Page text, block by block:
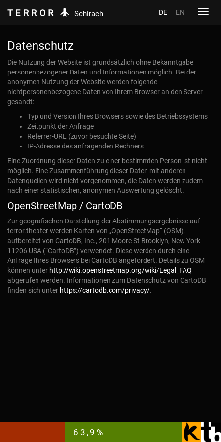
TERROR Schirach DE EN
Datenschutz
Die Nutzung der Website ist grundsätzlich ohne Bekanntgabe
personenbezogener Daten und Informationen möglich. Bei der
anonymen Nutzung der Website werden folgende
nichtpersonenbezogene Daten von Ihrem Browser an den Server
gesandt:
Typ und Version Ihres Browsers sowie des Betriebssystems
Zeitpunkt der Anfrage
Referrer-URL (zuvor besuchte Seite)
IP-Adresse des anfragenden Rechners
Eine Zuordnung dieser Daten zu einer bestimmten Person ist nicht
möglich. Eine Zusammenführung dieser Daten mit anderen
Datenquellen wird nicht vorgenommen, die Daten werden zudem
nach einer statistischen, anonymen Auswertung gelöscht.
OpenStreetMap / CartoDB
Zur geografischen Darstellung der Abstimmungsergebnisse auf
terror.theater werden Karten von „OpenStreetMap“ (OSM),
aufbereitet von CartoDB, Inc., 201 Moore St Brooklyn, New York
11206 USA (“CartoDB”) verwendet. Diese werden durch eine
Anfrage Ihres Browsers bei CartoDB angefordert. Details zu OSM
können unter http://wiki.openstreetmap.org/wiki/Legal_FAQ
abgerufen werden. Informationen zum Datenschutz von CartoDB
finden sich unter https://cartodb.com/privacy/.
63,9%